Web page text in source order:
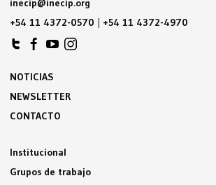
inecip@inecip.org
+54 11 4372-0570 | +54 11 4372-4970
NOTICIAS
NEWSLETTER
CONTACTO
Institucional
Grupos de trabajo